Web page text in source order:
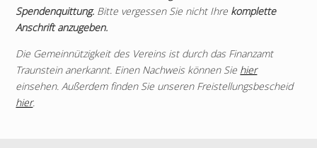
Spendenquittung. Bitte vergessen Sie nicht Ihre komplette
Anschrift anzugeben.
Die Gemeinnützigkeit des Vereins ist durch das Finanzamt
Traunstein anerkannt. Einen Nachweis können Sie hier
einsehen. Außerdem finden Sie unseren Freistellungsbescheid
hier.